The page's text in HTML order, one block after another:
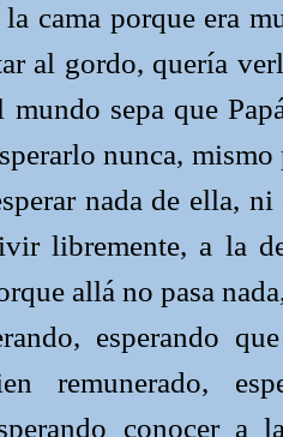
cama porque era
al gordo, quería
mundo sepa que
nunca, mismo
nada de ella,
libremente, a la
allá no pasa
esperando
remunerado,
conocer a